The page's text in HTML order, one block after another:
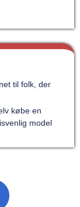
til folk, der
købe en
model